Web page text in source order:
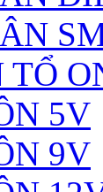
TỔ
5V
9V